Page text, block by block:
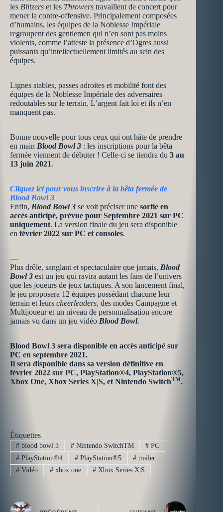
les Blitzers et les Throwers travaillent de concert pour
mener la contre-offensive. Principalement composées
d’humains, les équipes de la Noblesse Impériale
regroupent des gentlemen qui n’en sont pas moins
violents, comme l’atteste la présence d’Ogres aussi
puissants qu’intellectuellement limités au sein des
équipes.
Lignes stables, passes adroites et mobilité font des
équipes de la Noblesse Impériale des adversaires
redoutables sur le terrain. L’argent fait loi et ils n’en
manquent pas.
Bonne nouvelle pour tous ceux qui ont hâte de prendre
en main Blood Bowl 3 : les inscriptions pour la bêta
fermée viennent de débuter ! Celle-ci se tiendra du 3 au
13 juin 2021.
Cliquez ici pour vous inscrire à la bêta fermée de
Blood Bowl 3
Enfin, Blood Bowl 3 se voit préciser une sortie en
accès anticipé, prévue pour Septembre 2021 sur PC
uniquement. La version finale du jeu sera disponible
en février 2022 sur PC et consoles.
—
Plus drôle, sanglant et spectaculaire que jamais, Blood
Bowl 3 est un jeu qui ravira autant les fans de l’univers
que les joueurs de jeux tactiques. A son lancement final,
le jeu proposera 12 équipes possédant chacune leur
terrain et leurs cheerleaders, des modes Campagne et
Multijoueur et un niveau de personnalisation encore
jamais vu dans un jeu vidéo Blood Bowl.
Blood Bowl 3 sera disponible en accès anticipé sur
PC en septembre 2021.
Il sera disponible dans sa version définitive en
février 2022 sur PC, PlayStation®4, PlayStation®5,
Xbox One, Xbox Series X|S, et Nintendo SwitchTM.
Étiquettes
#blood bowl 3 #Nintendo SwitchTM # PC
#PlayStation®️4 #PlayStation®5 # trailer
#Vidéo #xbox one # Xbox Series X|S